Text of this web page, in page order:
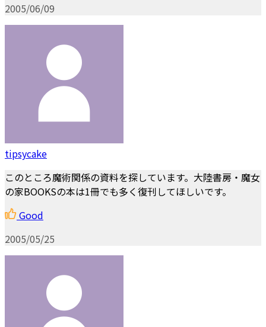
2005/06/09
tipsycake
このところ魔術関係の資料を探しています。大陸書房・魔女
の家BOOKSの本は1冊でも多く復刊してほしいです。
Good
2005/05/25